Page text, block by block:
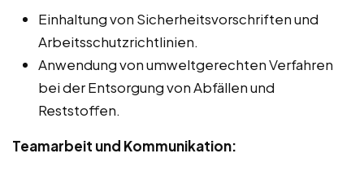
Einhaltung von Sicherheitsvorschriften und
Arbeitsschutzrichtlinien.
Anwendung von umweltgerechten Verfahren
bei der Entsorgung von Abfällen und
Reststoffen.
Teamarbeit und Kommunikation: